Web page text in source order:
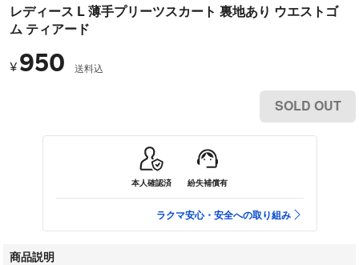
レディース L 薄手プリーツスカート 裏地あり ウエストゴ
ム ティアード
¥ 950 送料込
SOLD OUT
本人確認済 紛失補償有
ラクマ安心・安全への取り組み
商品説明